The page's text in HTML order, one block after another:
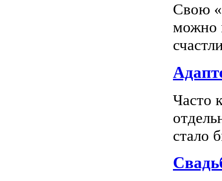
Свою
можно
Часто
стало